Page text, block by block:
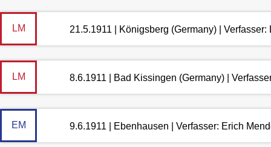
LM 21.5.1911 | Königsberg (Germany) |
LM 8.6.1911 | Bad Kissingen (Germany) |
EM 9.6.1911 | Ebenhausen | Verfasser: Erich